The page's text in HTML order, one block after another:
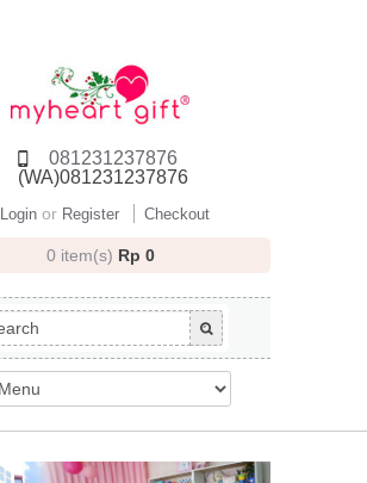
081231237876
(WA)081231237876
Login or Register Checkout
0 item(s) Rp 0